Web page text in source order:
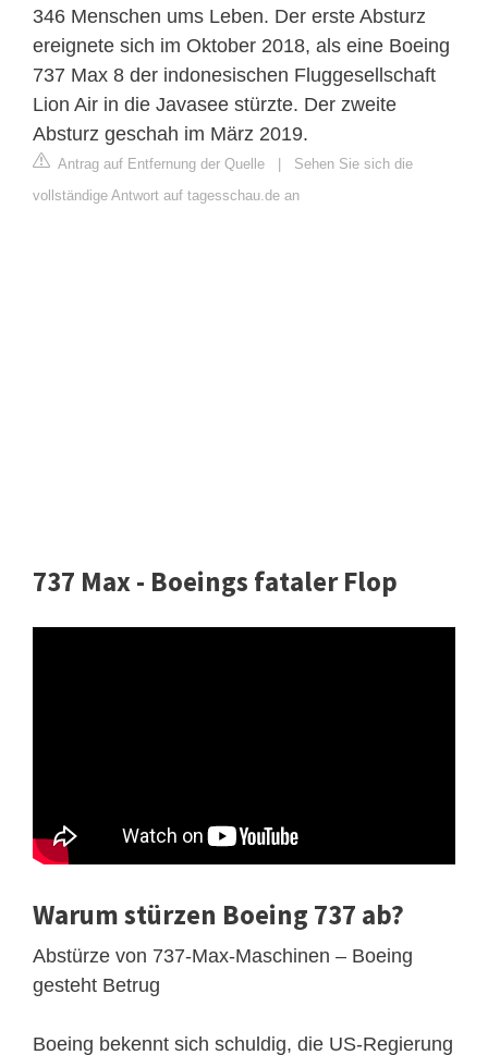
346 Menschen ums Leben. Der erste Absturz
ereignete sich im Oktober 2018, als eine Boeing
737 Max 8 der indonesischen Fluggesellschaft
Lion Air in die Javasee stürzte. Der zweite
Absturz geschah im März 2019.
Antrag auf Entfernung der Quelle
Sehen Sie sich die
vollständige Antwort auf tagesschau.de an
737 Max - Boeings fataler Flop
Warum stürzen Boeing 737 ab?
Abstürze von 737-Max-Maschinen – Boeing
gesteht Betrug
Boeing bekennt sich schuldig, die US-Regierung